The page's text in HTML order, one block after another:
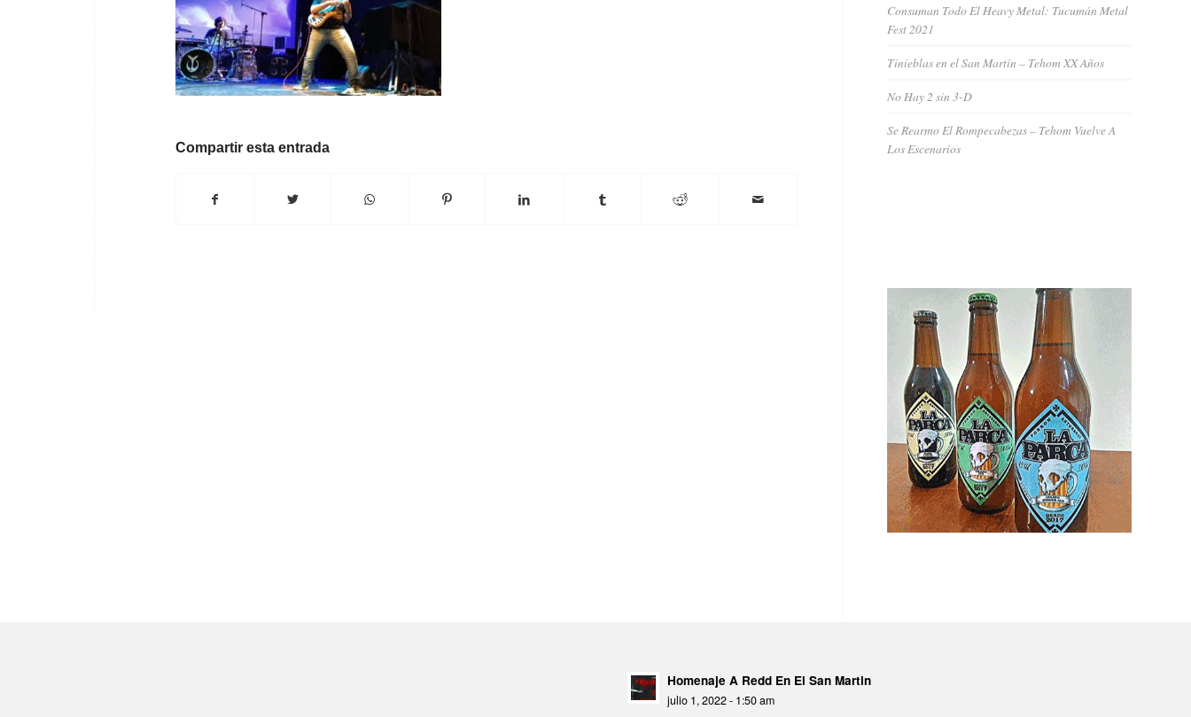
Compartir esta entrada
Consuman Todo El Heavy Metal: Tucumán Metal
Fest 2021
Tinieblas en el San Martín – Tehom XX Años
No Hay 2 sin 3-D
Se Rearmo El Rompecabezas – Tehom Vuelve A
Los Escenarios
Homenaje A Redd En El San Martin
julio 1, 2022 - 1:50 am